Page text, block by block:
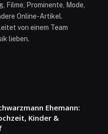
Filme, Prominente, Mode,
Online-Artikel.
von einem Team
lieben.
Ehemann:
Kinder &